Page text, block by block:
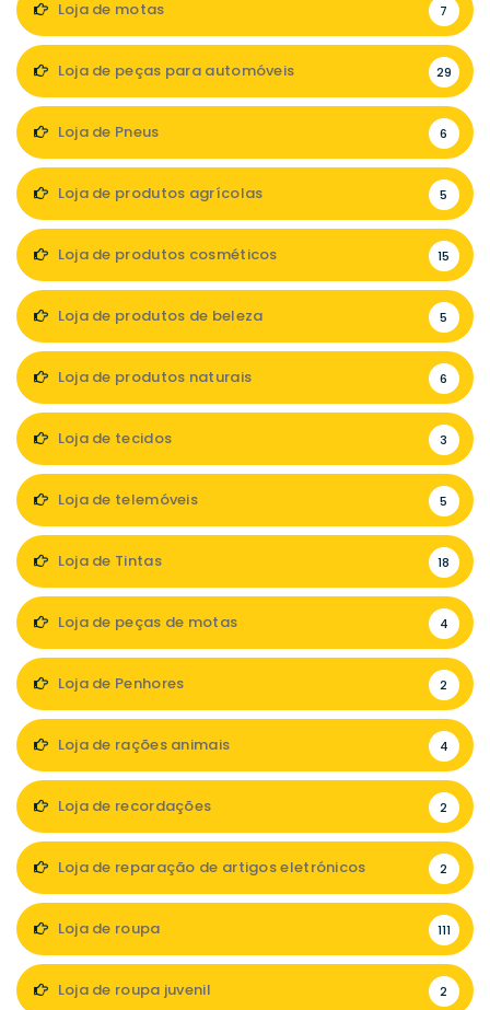
Loja de motas 7
Loja de peças para automóveis 29
Loja de Pneus 6
Loja de produtos agrícolas 5
Loja de produtos cosméticos 15
Loja de produtos de beleza 5
Loja de produtos naturais 6
Loja de tecidos 3
Loja de telemóveis 5
Loja de Tintas 18
Loja de peças de motas 4
Loja de Penhores 2
Loja de rações animais 4
Loja de recordações 2
Loja de reparação de artigos eletrónicos 2
Loja de roupa 111
Loja de roupa juvenil 2